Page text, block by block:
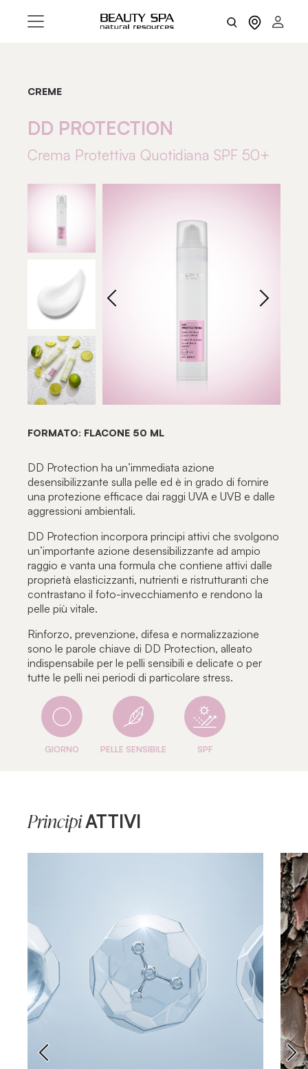
CREME
DD PROTECTION
Crema Protettiva Quotidiana SPF 50+
FORMATO: FLACONE 50 ML
DD Protection ha un’immediata azione
desensibilizzante sulla pelle ed è in grado di fornire
una protezione efficace dai raggi UVA e UVB e dalle
aggressioni ambientali.
DD Protection incorpora principi attivi che svolgono
un’importante azione desensibilizzante ad ampio
raggio e vanta una formula che contiene attivi dalle
proprietà elasticizzanti, nutrienti e ristrutturanti che
contrastano il foto-invecchiamento e rendono la
pelle più vitale.
Rinforzo, prevenzione, difesa e normalizzazione
sono le parole chiave di DD Protection, alleato
indispensabile per le pelli sensibili e delicate o per
tutte le pelli nei periodi di particolare stress.
GIORNO PELLE SENSIBILE SPF
PrincipiATTIVI